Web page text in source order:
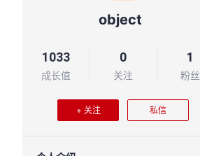
object
1033
成长值
0
关注
1
粉丝
+ 关注 私信